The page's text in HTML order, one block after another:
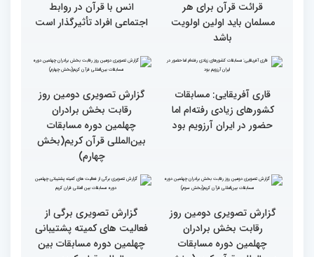
انس با قرآن است
است
قرائت قرآن برای هر
مسلمان باید اولین اولویت
باشد
انس با قرآن در روابط
اجتماعی افراد تأثیرگذار است
حضور در ایران آرزویم بود
گزارش تصویری دومین روز
رقابت بخش برادران
چهلمین دوره مسابقات
بین‌المللی قرآن کریم(بخش
چهارم)